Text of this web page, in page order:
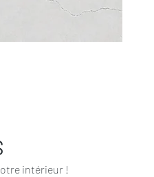
intérieur !